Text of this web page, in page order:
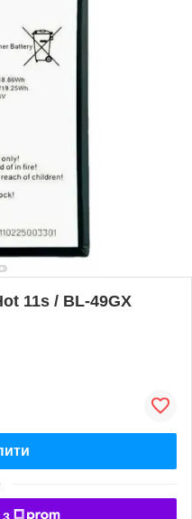
11s / BL-49GX